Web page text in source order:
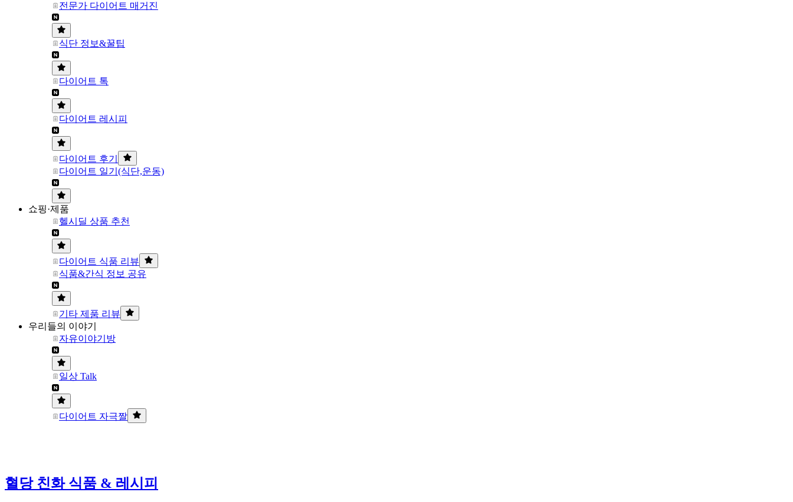
전문가 다이어트 매거진
식단 정보&꿀팁
다이어트 톡
다이어트 레시피
다이어트 후기
다이어트 일기(식단,운동)
쇼핑·제품
헬시딜 상품 추천
다이어트 식품 리뷰
식품&간식 정보 공유
기타 제품 리뷰
우리들의 이야기
자유이야기방
일상 Talk
다이어트 자극짤
혈당 친화 식품 & 레시피